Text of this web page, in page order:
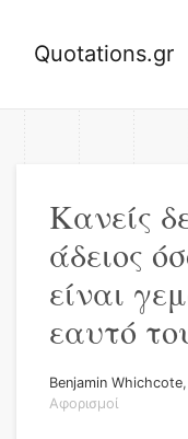
Quotations.gr
Κανείς
άδειος
είναι
εαυτό
Benjamin Whichcote,
Αφορισμοί